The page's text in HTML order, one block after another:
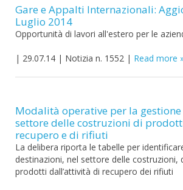
Gare e Appalti Internazionali:
Luglio 2014
Opportunità di lavori all'estero per le
| 29.07.14 | Notizia n. 1552 | Read more
Modalità operative per la
settore delle costruzioni di
recupero e di rifiuti
La delibera riporta le tabelle per
destinazioni, nel settore delle costruzioni,
prodotti dall’attività di recupero dei rifiuti